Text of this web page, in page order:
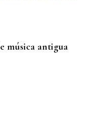
música antigua